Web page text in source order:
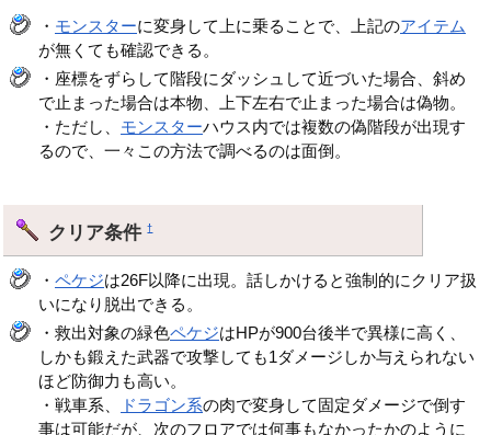
・ モンスターに変身して上に乗ることで、上記のアイテム
が無くても確認できる。
・座標をずらして階段にダッシュして近づいた場合、斜め
で止まった場合は本物、上下左右で止まった場合は偽物。
・ただし、 モンスターハウス内では複数の偽階段が出現す
るので、一々この方法で調べるのは面倒。
クリア条件†
・ペケジは26F以降に出現。話しかけると強制的にクリア扱
いになり脱出できる。
・救出対象の緑色ペケジはHPが900台後半で異様に高く、
しかも鍛えた武器で攻撃しても1ダメージしか与えられない
ほど防御力も高い。
・戦車系、
ドラゴン系の肉で変身して固定ダメージで倒す
事は可能だが、次のフロアでは何事もなかったかのように